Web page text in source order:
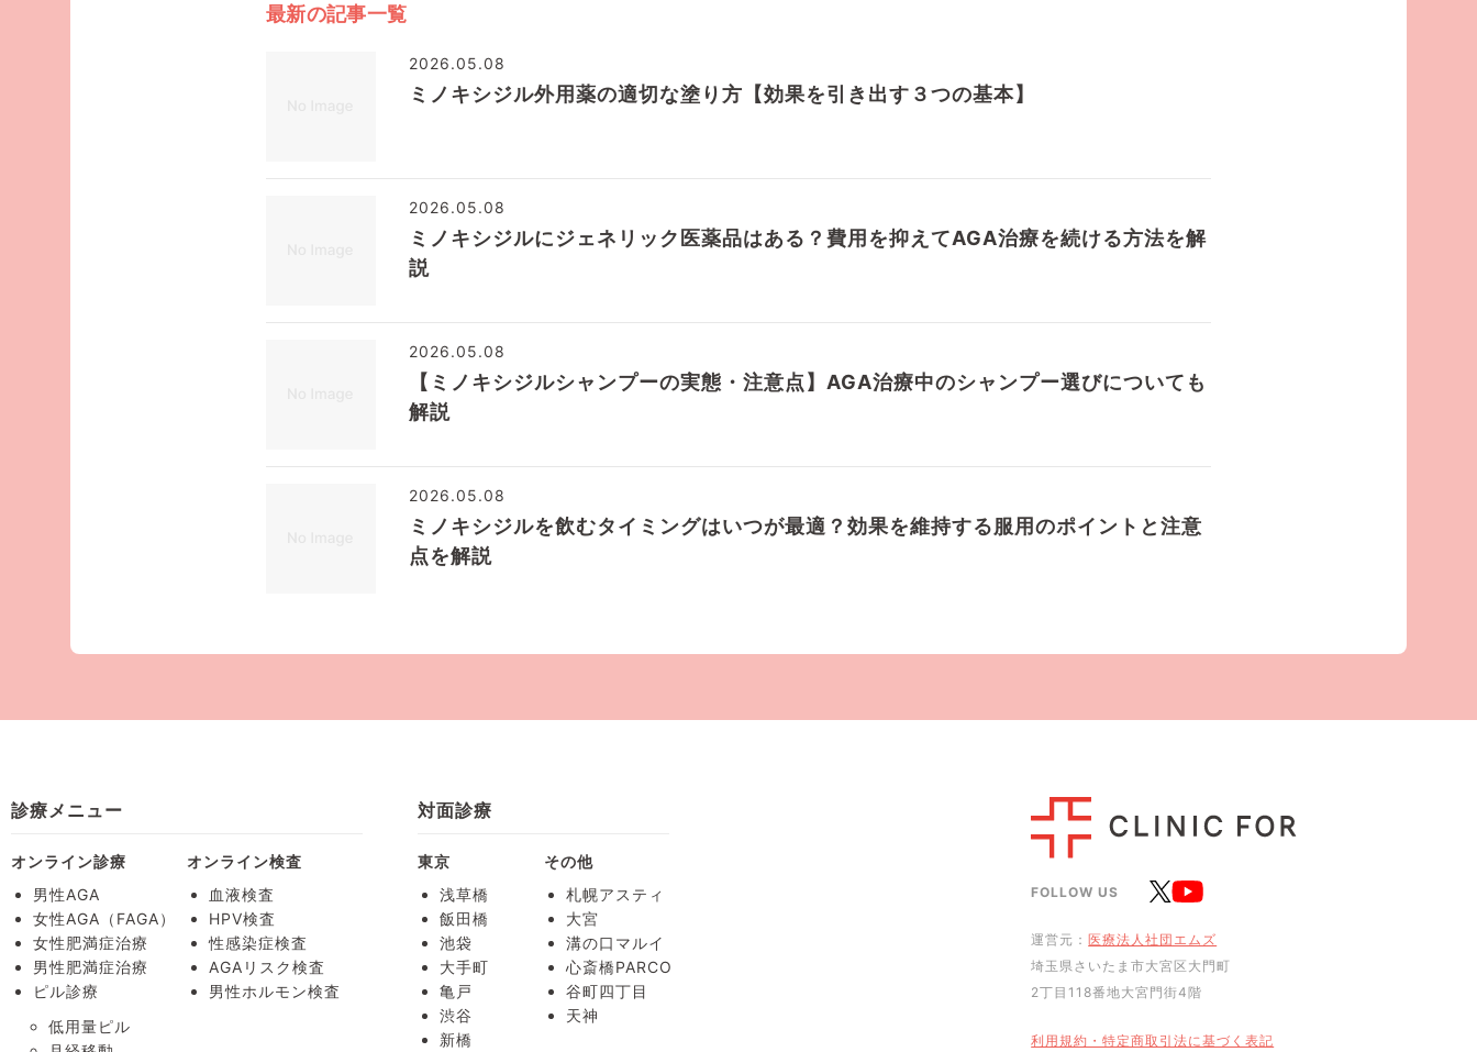
最新の記事一覧
2026.05.08
ミノキシジル外用薬の適切な塗り方【効果を引き出す３つの基本】
2026.05.08
ミノキシジルにジェネリック医薬品はある？費用を抑えてAGA治療を続ける方法を解
説
2026.05.08
【ミノキシジルシャンプーの実態・注意点】AGA治療中のシャンプー選びについても
解説
2026.05.08
ミノキシジルを飲むタイミングはいつが最適？効果を維持する服用のポイントと注意
点を解説
診療メニュー
オンライン診療
男性AGA
女性AGA（FAGA）
女性肥満症治療
男性肥満症治療
ピル診療
低用量ピル
オンライン検査
血液検査
HPV検査
性感染症検査
AGAリスク検査
男性ホルモン検査
対面診療
東京
浅草橋
飯田橋
池袋
大手町
亀戸
渋谷
新橋
その他
札幌アスティ
大宮
溝の口マルイ
心斎橋PARCO
谷町四丁目
天神
FOLLOW US
運営元：医療法人社団エムズ
埼玉県さいたま市大宮区大門町
2丁目118番地大宮門街4階
利用規約・特定商取引法に基づく表記